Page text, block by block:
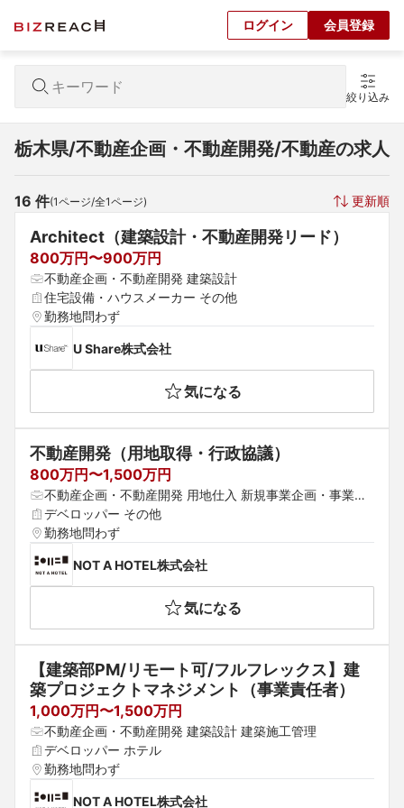
ログイン 会員登録
絞り込み
栃木県/不動産企画・不動産開発/不動産の求人
16 件(1ページ/全1ページ) 更新順
Architect（建築設計・不動産開発リード）
800万円〜900万円
不動産企画・不動産開発 建築設計
住宅設備・ハウスメーカー その他
勤務地問わず
U Share株式会社
気になる
不動産開発（用地取得・行政協議）
800万円〜1,500万円
不動産企画・不動産開発 用地仕入 新規事業企画・事業開
発
デベロッパー その他
勤務地問わず
NOT A HOTEL株式会社
気になる
【建築部PM/リモート可/フルフレックス】建
築プロジェクトマネジメント（事業責任者）
1,000万円〜1,500万円
不動産企画・不動産開発 建築設計 建築施工管理
デベロッパー ホテル
勤務地問わず
NOT A HOTEL株式会社